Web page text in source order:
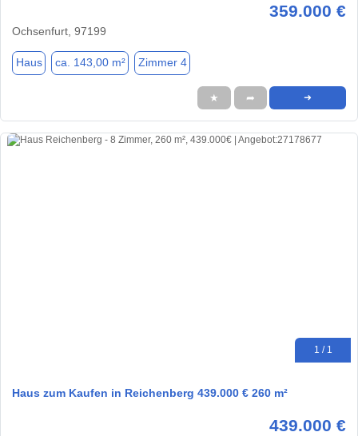
359.000 €
Ochsenfurt, 97199
Haus ca. 143,00 m² Zimmer 4
★ ➦ ➜
1 / 1
Haus zum Kaufen in Reichenberg 439.000 € 260 m²
439.000 €